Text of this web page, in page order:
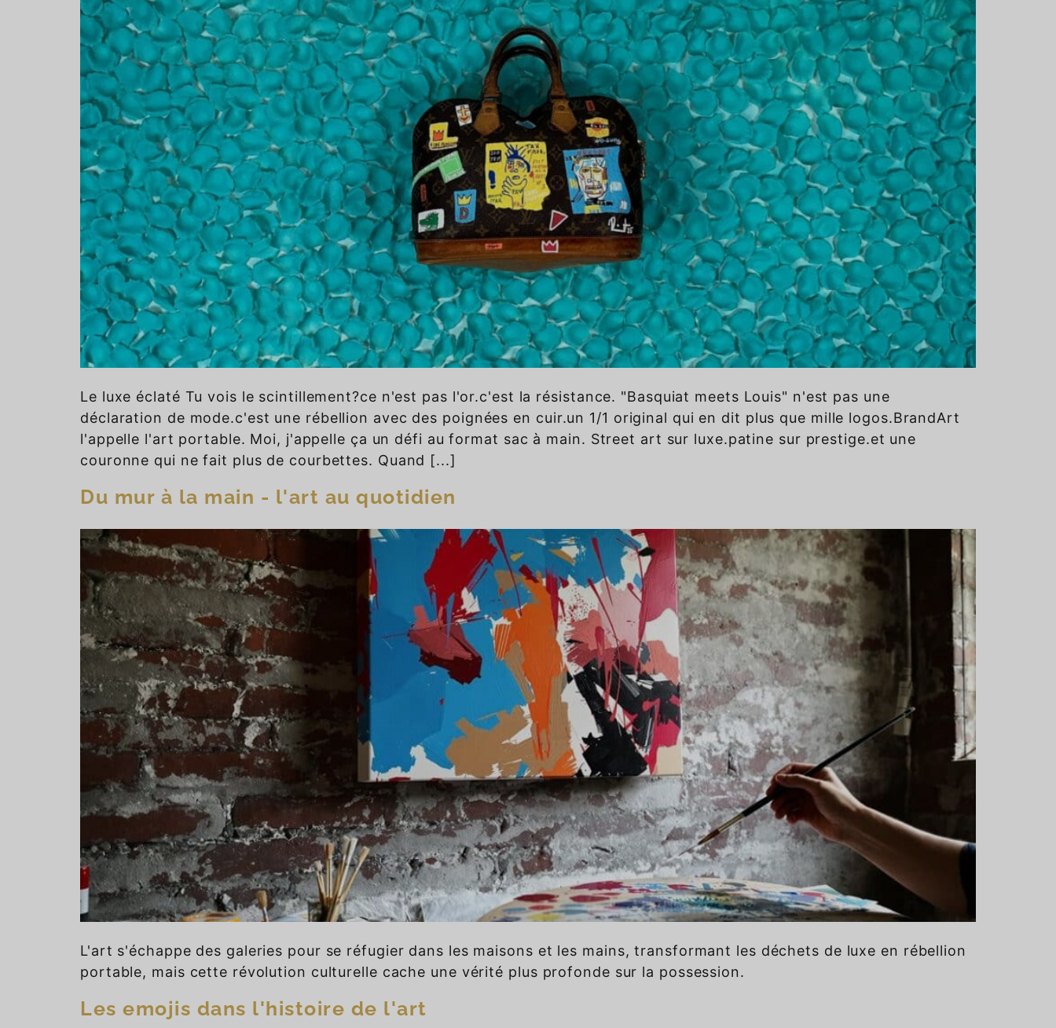
Le luxe éclaté Tu vois le scintillement?ce n'est pas l'or.c'est la résistance. "Basquiat meets Louis" n'est pas une
déclaration de mode.c'est une rébellion avec des poignées en cuir.un 1/1 original qui en dit plus que mille logos.BrandArt
l'appelle l'art portable. Moi, j'appelle ça un défi au format sac à main. Street art sur luxe.patine sur prestige.et une
couronne qui ne fait plus de courbettes. Quand [...]
Du mur à la main - l'art au quotidien
L'art s'échappe des galeries pour se réfugier dans les maisons et les mains, transformant les déchets de luxe en rébellion
portable, mais cette révolution culturelle cache une vérité plus profonde sur la possession.
Les emojis dans l'histoire de l'art